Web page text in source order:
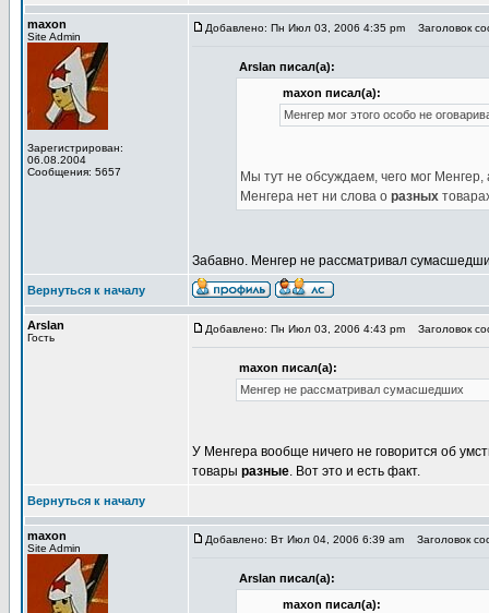
maxon
Site Admin
Зарегистрирован:
06.08.2004
Сообщения: 5657
Добавлено: Пн Июл 03, 2006 4:35 pm Заголовок
Arslan писал(а):
maxon писал(а):
Менгер мог этого особо не
Мы тут не обсуждаем, чего мог
Менгера нет ни слова о разных
Забавно. Менгер не рассматривал
Вернуться к началу
Arslan
Гость
Добавлено: Пн Июл 03, 2006 4:43 pm Заголовок
maxon писал(а):
Менгер не рассматривал сумасшедших
У Менгера вообще ничего не говорится об
товары разные. Вот это и есть факт.
Вернуться к началу
maxon
Site Admin
Добавлено: Вт Июл 04, 2006 6:39 am Заголовок
Arslan писал(а):
maxon писал(а):